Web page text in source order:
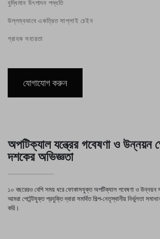
বুদ্ধিমান উৎপাদন পদ্ধতি
উল্লম্বভাবে একত্রিত সাপ্লাই চেইন
গ্রাহক সহায়তা
যোগাযোগ করুন
অপটিক্যাল যন্ত্রের গবেষণা ও উন্নয়ন
দশকের অভিজ্ঞতা
১০ বছরেরও বেশি সময় ধরে ফোকাসযুক্ত অপটিক্যাল গবেষণা ও উন্নয়ন
আমরা পেটেন্টযুক্ত প্রযুক্তি দ্বারা সমর্থিত শিল্প-নেতৃস্থানীয় নির্ভুলতা
করি।